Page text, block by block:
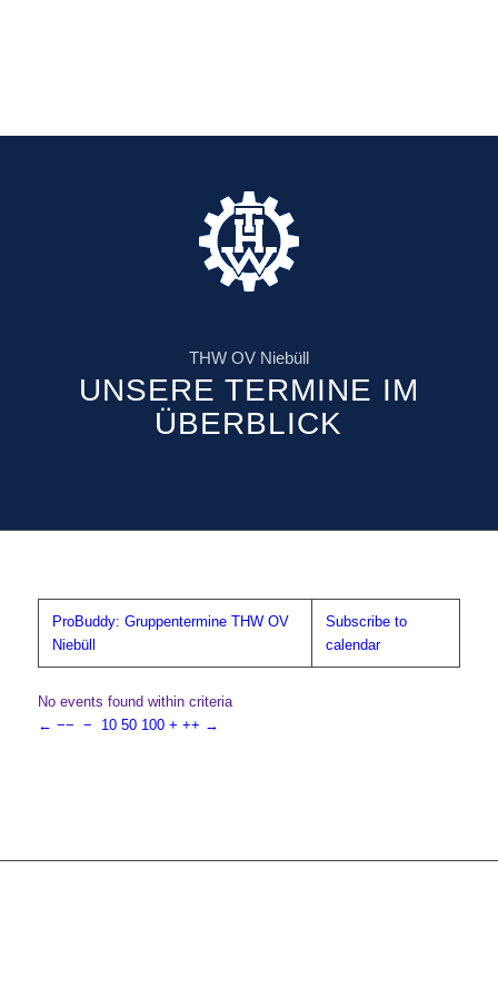
THW OV Niebüll
UNSERE TERMINE IM
ÜBERBLICK
ProBuddy: Gruppentermine THW OV
Niebüll
Subscribe to
calendar
No events found within criteria
← −− − 10 50 100 + ++ →